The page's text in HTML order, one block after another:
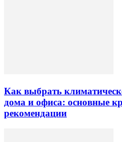
Как выбрать
дома и офиса: основные
рекомендации